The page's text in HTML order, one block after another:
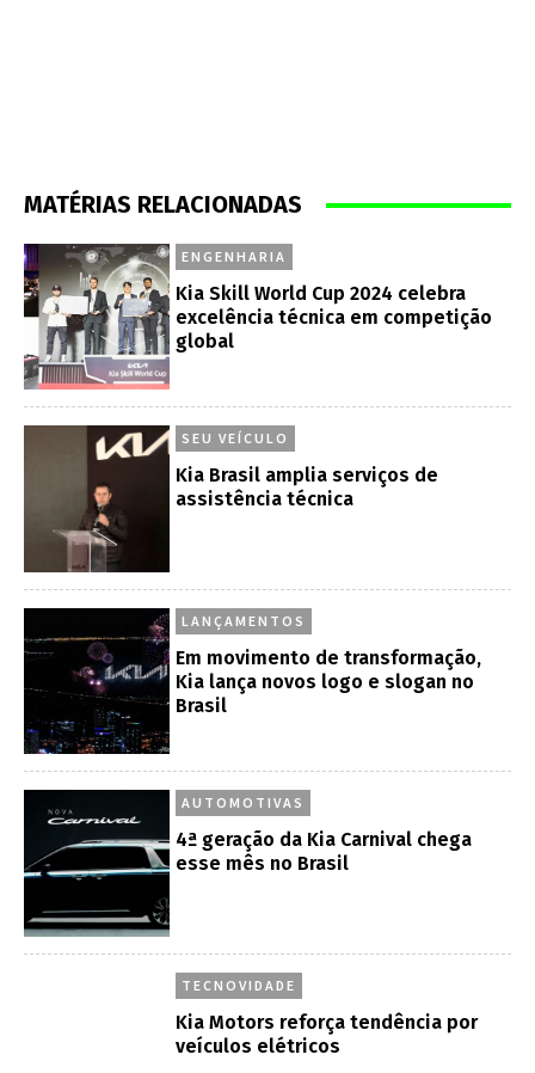
MATÉRIAS RELACIONADAS
ENGENHARIA
Kia Skill World Cup 2024 celebra
excelência técnica em competição
global
SEU VEÍCULO
Kia Brasil amplia serviços de
assistência técnica
LANÇAMENTOS
Em movimento de transformação,
Kia lança novos logo e slogan no
Brasil
AUTOMOTIVAS
4ª geração da Kia Carnival chega
esse mês no Brasil
TECNOVIDADE
Kia Motors reforça tendência por
veículos elétricos